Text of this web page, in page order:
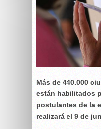
Más de 440.000
están habilitados
postulantes de la
realizará el 9 de